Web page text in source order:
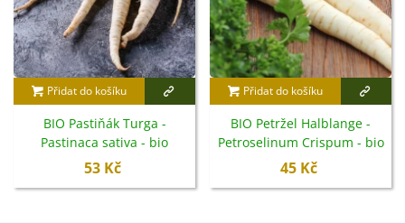
Přidat do košíku
BIO Pastiňák Turga -
Pastinaca sativa - bio
semena - 1 g
53 Kč
Přidat do košíku
BIO Petržel Halblange -
Petroselinum Crispum - bio
semena - 350 ks
45 Kč